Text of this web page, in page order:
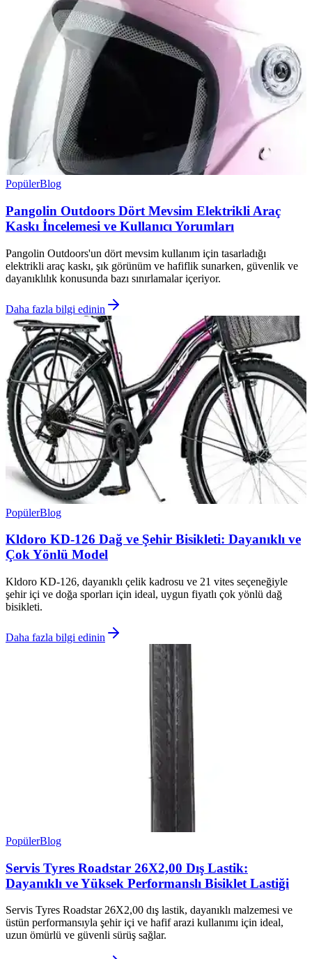
PopülerBlog
Pangolin Outdoors Dört Mevsim Elektrikli Araç
Kaskı İncelemesi ve Kullanıcı Yorumları
Pangolin Outdoors'un dört mevsim kullanım için tasarladığı
elektrikli araç kaskı, şık görünüm ve hafiflik sunarken, güvenlik ve
dayanıklılık konusunda bazı sınırlamalar içeriyor.
Daha fazla bilgi edinin
PopülerBlog
Kldoro KD-126 Dağ ve Şehir Bisikleti: Dayanıklı ve
Çok Yönlü Model
Kldoro KD-126, dayanıklı çelik kadrosu ve 21 vites seçeneğiyle
şehir içi ve doğa sporları için ideal, uygun fiyatlı çok yönlü dağ
bisikleti.
Daha fazla bilgi edinin
PopülerBlog
Servis Tyres Roadstar 26X2,00 Dış Lastik:
Dayanıklı ve Yüksek Performanslı Bisiklet Lastiği
Servis Tyres Roadstar 26X2,00 dış lastik, dayanıklı malzemesi ve
üstün performansıyla şehir içi ve hafif arazi kullanımı için ideal,
uzun ömürlü ve güvenli sürüş sağlar.